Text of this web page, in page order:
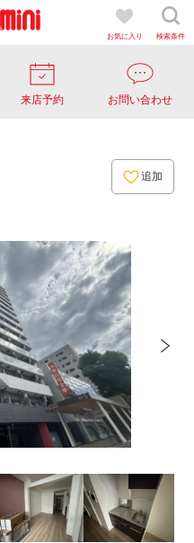
お気に入り 検索条件
来店予約 お問い合わせ
追加